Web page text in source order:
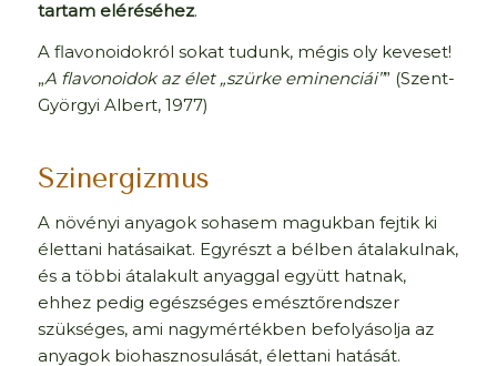
tartam eléréséhez.
A flavonoidokról sokat tudunk, mégis oly keveset!
„A flavonoidok az élet „szürke eminenciái”” (Szent-
Györgyi Albert, 1977)
Szinergizmus
A növényi anyagok sohasem magukban fejtik ki
élettani hatásaikat. Egyrészt a bélben átalakulnak,
és a többi átalakult anyaggal együtt hatnak,
ehhez pedig egészséges emésztőrendszer
szükséges, ami nagymértékben befolyásolja az
anyagok biohasznosulását, élettani hatását.